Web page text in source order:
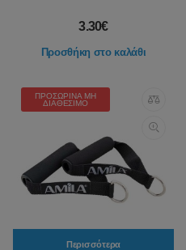
3.30€
Προσθήκη στο καλάθι
ΠΡΟΣΩΡΙΝΆ ΜΗ
ΔΙΑΘΈΣΙΜΟ
Περισσότερα